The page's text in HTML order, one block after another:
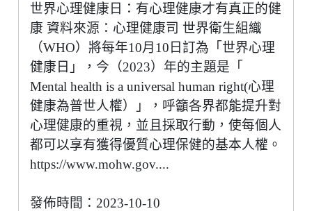
世界心理健康日：有心理健康才有真正的健
康 資料來源：心理健康司 世界衛生組織
（WHO）將每年10月10日訂為「世界心理
健康日」，今（2023）年的主題是「
Mental health is a universal human right(心理
健康為普世人權）」，呼籲各界都能提升對
心理健康的重視，並且採取行動，使每個人
都可以享有獲得優質心理保健的基本人權。
https://www.mohw.gov....
發佈時間：2023-10-10